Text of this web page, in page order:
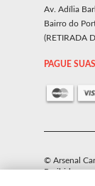
Av. Adília
Bairro do
(RETIRADA
PAGUE
© Arsenal
Proibida